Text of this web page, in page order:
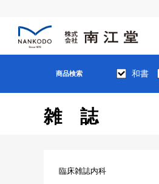
商品検索 和書
雑誌
臨床雑誌内科